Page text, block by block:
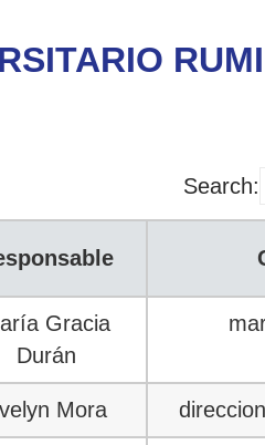
Search:
Gracia
Durán
Mora